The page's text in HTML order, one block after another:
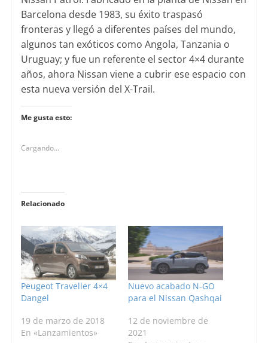
Barcelona desde 1983, su éxito traspasó
fronteras y llegó a diferentes países del mundo,
algunos tan exóticos como Angola, Tanzania o
Uruguay; y fue un referente el sector 4×4 durante
años, ahora Nissan viene a cubrir ese espacio con
esta nueva versión del X-Trail.
Me gusta esto:
Cargando...
Relacionado
Peugeot Traveller 4×4
Dangel
19 de marzo de 2018
En «Lanzamientos»
Nuevo acabado N-GO
para el Nissan Qashqai
12 de noviembre de
2021